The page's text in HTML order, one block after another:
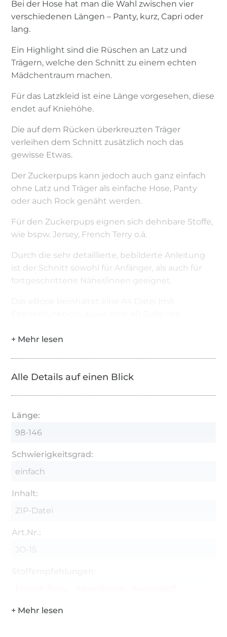
Bei der Hose hat man die Wahl zwischen vier
verschiedenen Längen – Panty, kurz, Capri oder
lang.
Ein Highlight sind die Rüschen an Latz und
Trägern, welche den Schnitt zu einem echten
Mädchentraum machen.
Für das Latzkleid ist eine Länge vorgesehen, diese
endet auf Kniehöhe.
Die auf dem Rücken überkreuzten Träger
verleihen dem Schnitt zusätzlich noch das
gewisse Etwas.
Der Zuckerpups kann jedoch auch ganz einfach
ohne Latz und Träger als einfache Hose, Panty
oder auch Rock genäht werden.
Für den Zuckerpups eignen sich dehnbare Stoffe,
wie bspw. Jersey, French Terry o.ä.
Durch die sehr detaillierte, bebilderte Anleitung
ist der Schnitt sowohl für Anfänger, als auch für
fortgeschrittene Näher/innen geeignet.
Beamer. Eine Nahtzugabe von 0,7cm ist bereits
Folgendes benötigst du zum Nähen:
Nähmaschine
Stecknadeln oder Stoffclips
Alle Details auf einen Blick
Länge:
98-146
Schwierigkeitsgrad:
einfach
Inhalt:
ZIP-Datei
Art.Nr.:
JO-15